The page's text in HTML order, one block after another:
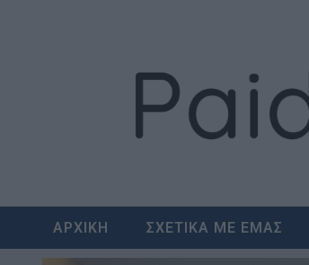
ΑΡΧΙΚΗ ΣΧΕΤΙΚΑ ΜΕ ΕΜΑΣ